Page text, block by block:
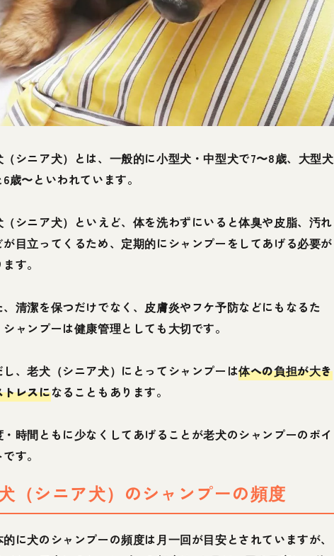
（シニア犬）とは、一般的に小型犬・中型犬で7〜8歳、大型犬
歳〜といわれています。
（シニア犬）といえど、体を洗わずにいると体臭や皮脂、汚れ
が目立ってくるため、定期的にシャンプーをしてあげる必要が
す。
、清潔を保つだけでなく、皮膚炎やフケ予防などにもなるた
ャンプーは健康管理としても大切です。
し、老犬（シニア犬）にとってシャンプーは体への負担が大き
トレスになることもあります。
・時間ともに少なくしてあげることが老犬のシャンプーのポイ
す。
（シニア犬）のシャンプーの頻度
に犬のシャンプーの頻度は月一回が目安とされていますが、